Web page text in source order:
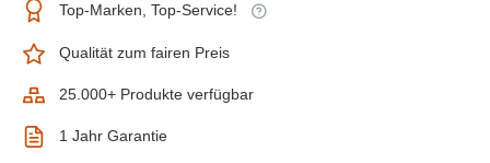
Top-Marken, Top-Service!
Qualität zum fairen Preis
25.000+ Produkte verfügbar
1 Jahr Garantie